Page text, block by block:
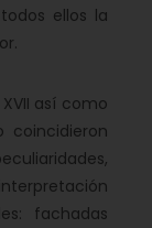
ellos la
así como
coincidieron
fachadas